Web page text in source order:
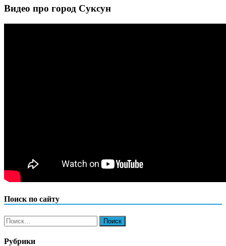
Видео про город Суксун
Поиск по сайту
Найти:
Рубрики